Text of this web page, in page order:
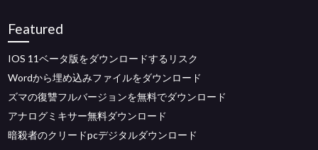
Featured
IOS 11ベータ版をダウンロードするリスク
Wordから埋め込みファイルをダウンロード
ズマの復讐フルバージョンを無料でダウンロード
アナログミキサー無料ダウンロード
暗殺者のクリードpcデジタルダウンロード